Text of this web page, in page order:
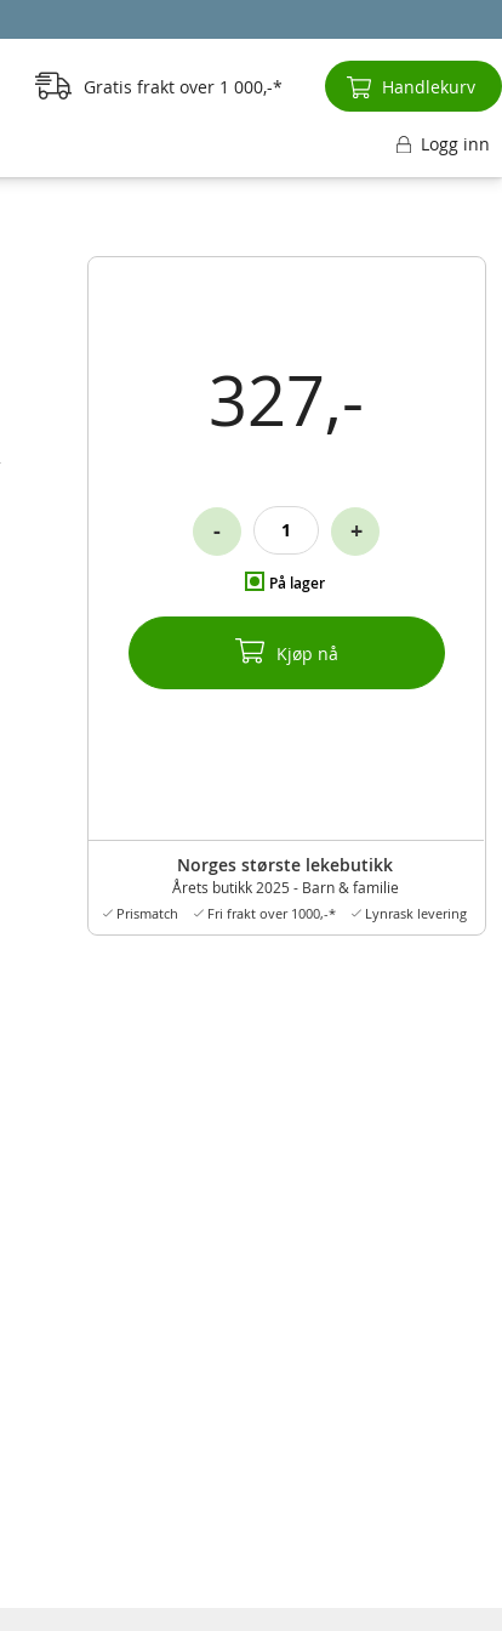
327,-
På lager
- +
Kjøp nå
Norges største lekebutikk
Årets butikk 2025 - Barn & familie
Prismatch Fri frakt over 1000,-* Lynrask levering
Gratis frakt over 1 000,- Handlekurv
Logg inn